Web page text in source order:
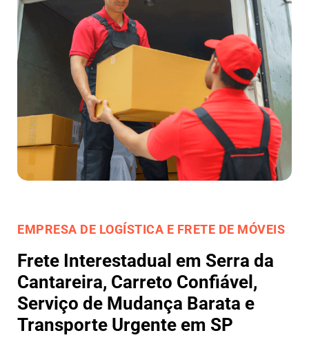
EMPRESA DE LOGÍSTICA E FRETE DE MÓVEIS
Frete Interestadual em Serra da
Cantareira, Carreto Confiável,
Serviço de Mudança Barata e
Transporte Urgente em SP